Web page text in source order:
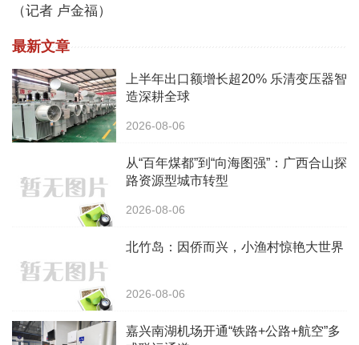
（记者 卢金福）
最新文章
上半年出口额增长超20% 乐清变压器智
造深耕全球
2026-08-06
从“百年煤都”到“向海图强”：广西合山探
路资源型城市转型
2026-08-06
北竹岛：因侨而兴，小渔村惊艳大世界
2026-08-06
嘉兴南湖机场开通“铁路+公路+航空”多